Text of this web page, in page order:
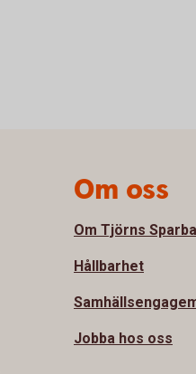
Om oss
Om Tjörns
Hållbarhet
Jobba hos oss